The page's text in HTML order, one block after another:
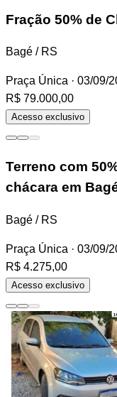
Fração 50% de
Bagé / RS
Praça Única · 03/09/
R$ 79.000,00
Acesso exclusivo
Terreno com
chácara em
Bagé / RS
Praça Única · 03/09/
R$ 4.275,00
Acesso exclusivo